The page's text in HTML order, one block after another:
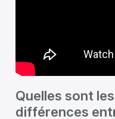
Quelles sont
différences